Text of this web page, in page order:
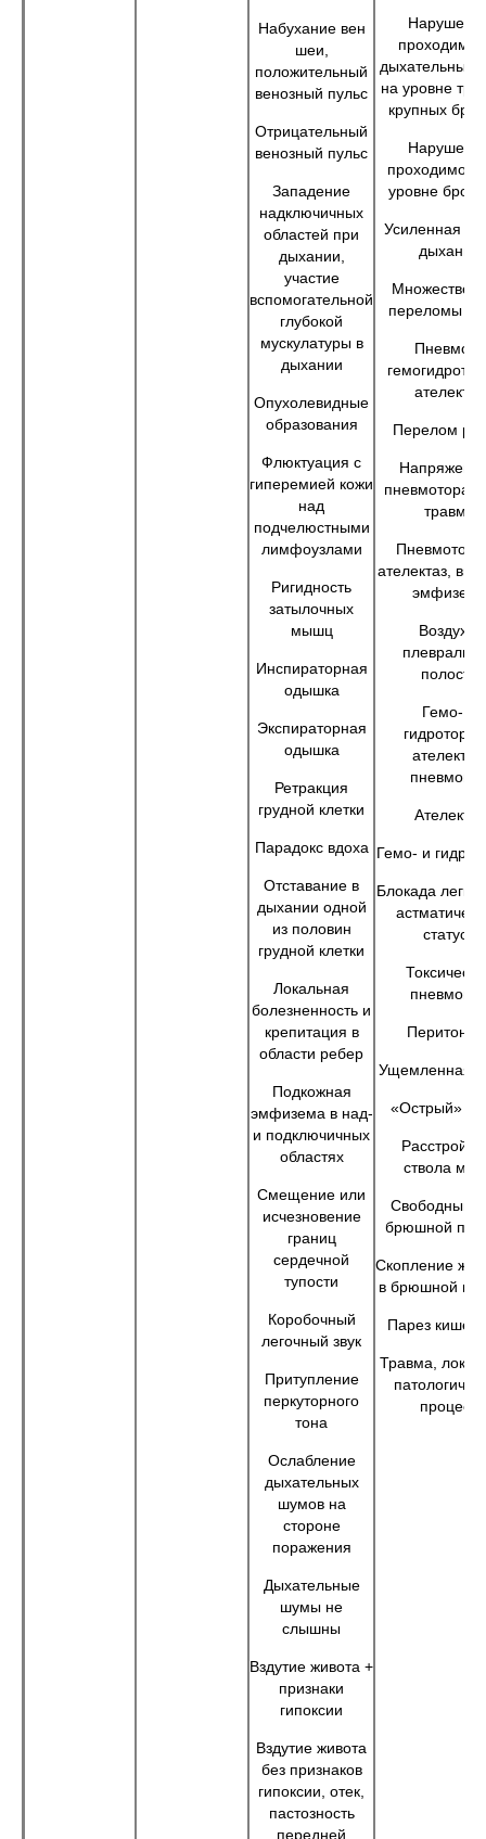
Набухание вен
шеи,
положительный
венозный пульс
Отрицательный
венозный пульс
Западение
надключичных
областей при
дыхании,
участие
вспомогательной
глубокой
мускулатуры в
дыхании
Опухолевидные
образования
Флюктуация с
гиперемией кожи
над
подчелюстными
лимфоузлами
Ригидность
затылочных
мышц
Инспираторная
одышка
Экспираторная
одышка
Ретракция
грудной клетки
Парадокс вдоха
Отставание в
дыхании одной
из половин
грудной клетки
Локальная
болезненность и
крепитация в
области ребер
Подкожная
эмфизема в над-
и подключичных
областях
Смещение или
исчезновение
границ
сердечной
тупости
Коробочный
легочный звук
Притупление
перкуторного
тона
Ослабление
дыхательных
шумов на
стороне
поражения
Дыхательные
шумы не
слышны
Вздутие живота +
признаки
гипоксии
Вздутие живота
без признаков
гипоксии, отек,
пастозность
передней
дыхательных
на уровне
крупных
уровне
Усиленная
дыхания
переломы
Пневмо-и
ателектаз
Перелом
травме
ателектаз,
эмфизема
Воздух в
полости
Гемо- и
ателектаз,
Ателектаз
Гемо- и
Блокада
статусе
Ущемленная
«Острый»
ствола
Свободный
брюшной
Скопление
в брюшной
Парез
Травма,
процесс